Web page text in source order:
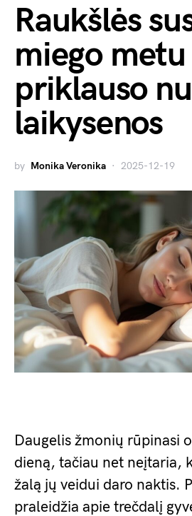
Raukšlės
miego metu
priklauso
laikysenos
by Monika Veronika 2025-12-19
Daugelis žmonių rūpinasi
dieną, tačiau net neįtaria,
žalą jų veidui daro naktis.
praleidžia apie trečdalį